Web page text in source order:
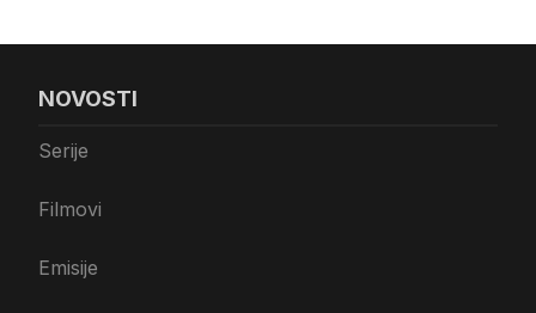
NOVOSTI
Serije
Filmovi
Emisije